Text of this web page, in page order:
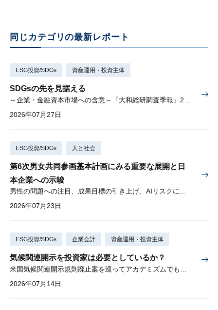
同じカテゴリの最新レポート
ESG投資/SDGs 資産運用・投資主体
SDGsの先を見据える
2026年07月27日
ESG投資/SDGs 人と社会
第6次男女共同参画基本計画にみる重要な展開と日
本企業への示唆
男性の問題への注目、成果目標の引き上げ、AIリスクに対する懸念
2026年07月23日
ESG投資/SDGs 企業会計 資産運用・投資主体
気候関連開示を投資家は必要としているか？
2026年07月14日